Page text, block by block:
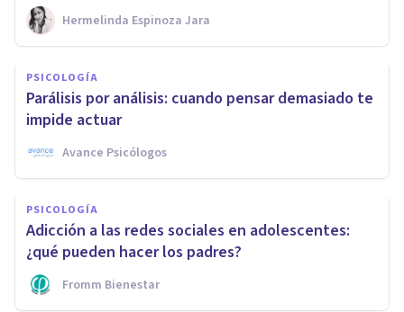
Hermelinda Espinoza Jara
PSICOLOGÍA
Parálisis por análisis: cuando pensar demasiado te
impide actuar
Avance Psicólogos
PSICOLOGÍA
Adicción a las redes sociales en adolescentes:
¿qué pueden hacer los padres?
Fromm Bienestar